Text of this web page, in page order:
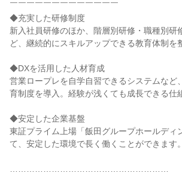
￣￣￣￣￣￣￣￣￣￣￣￣￣
◆充実した研修制度
新入社員研修のほか、階層別研修・職種別研
ど、継続的にスキルアップできる教育体制を
◆DXを活用した人材育成
営業ロープレを自学自習できるシステムなど
育制度を導入。経験が浅くても成長できる仕
◆安定した企業基盤
東証プライム上場「飯田グループホールディ
て、安定した環境で長く働くことができます。